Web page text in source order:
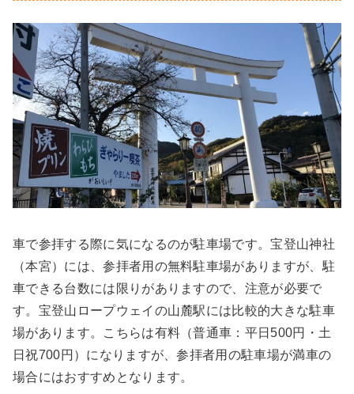
車で参拝する際に気になるのが駐車場です。宝登山神社
（本宮）には、参拝者用の無料駐車場がありますが、駐
車できる台数には限りがありますので、注意が必要で
す。宝登山ロープウェイの山麓駅には比較的大きな駐車
場があります。こちらは有料（普通車：平日500円・土
日祝700円）になりますが、参拝者用の駐車場が満車の
場合にはおすすめとなります。